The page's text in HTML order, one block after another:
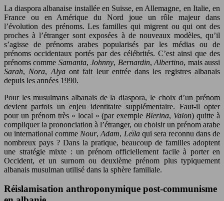
La diaspora albanaise installée en Suisse, en Allemagne, en Italie, en
France ou en Amérique du Nord joue un rôle majeur dans
l’évolution des prénoms. Les familles qui migrent ou qui ont des
proches à l’étranger sont exposées à de nouveaux modèles, qu’il
s’agisse de prénoms arabes popularisés par les médias ou de
prénoms occidentaux portés par des célébrités. C’est ainsi que des
prénoms comme Samanta,Johnny, Bernardin,Albertino, mais aussi
Sarah, Nora, Alyaont fait leur entrée dans les registres albanais
depuis les années 1990.
Pour les musulmans albanais de la diaspora, le choix d’un prénom
devient parfois un enjeu identitaire supplémentaire. Faut-il opter
pour un prénom très « local » (par exemple Blerina, Valon) quitte à
compliquer la prononciation à l’étranger, ou choisir un prénom arabe
ou international comme Nour,Adam, Leïlaqui sera reconnu dans de
nombreux pays ? Dans la pratique, beaucoup de familles adoptent
une stratégie mixte : un prénom officiellement facile à porter en
Occident, et un surnom ou deuxième prénom plus typiquement
albanais musulman utilisé dans la sphère familiale.
Réislamisation anthroponymique post-communisme